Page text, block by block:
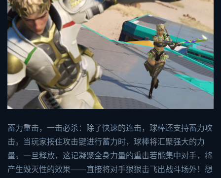
蓄力重击，一击必杀：除了快速的连击，球棒还支持蓄力攻
击。当玩家按住攻击键进行蓄力时，球棒将汇聚强大的力
量。一旦释放，这记凝聚全身力量的重击若能集中对手，将
产生毁灭性的效果——直接将对手狠狠击飞出战斗场外！想